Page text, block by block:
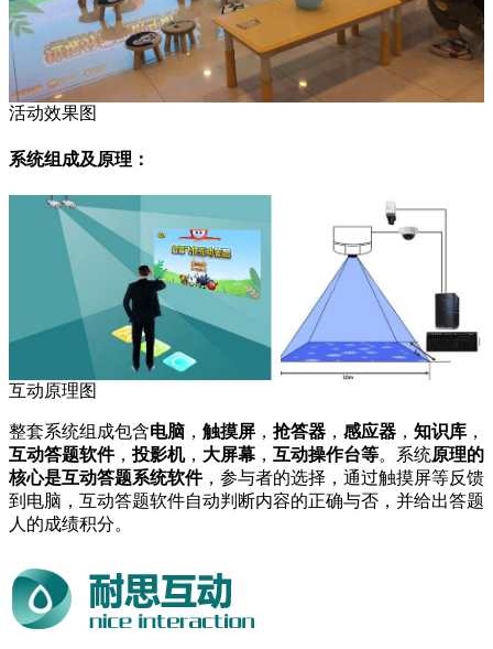
活动效果图
系统组成及原理：
互动原理图
整套系统组成包含电脑 ， 触摸屏 ， 抢答器 ， 感应器 ， 知识库 ，
互动答题软件，投影机， 大屏幕 ， 互动操作台等。系统原理的
核心是互动答题系统软件，参与者的选择，通过触摸屏等反馈
到电脑，互动答题软件自动判断内容的正确与否，并给出答题
人的成绩积分。